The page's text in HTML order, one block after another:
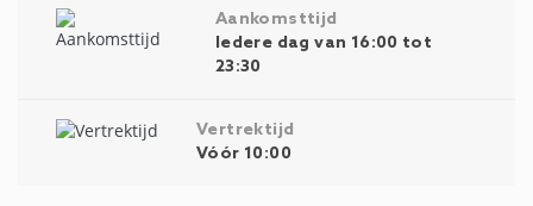
Aankomsttijd
Iedere dag van 16:00 tot
23:30
Vertrektijd
Vóór 10:00